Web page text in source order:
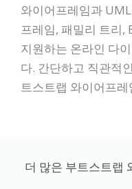
와이어프레임과
프레임, 패밀리 트리,
지원하는 온라인 다
다. 간단하고 직관적
트스트랩 와이어프
더 많은 부트스트랩